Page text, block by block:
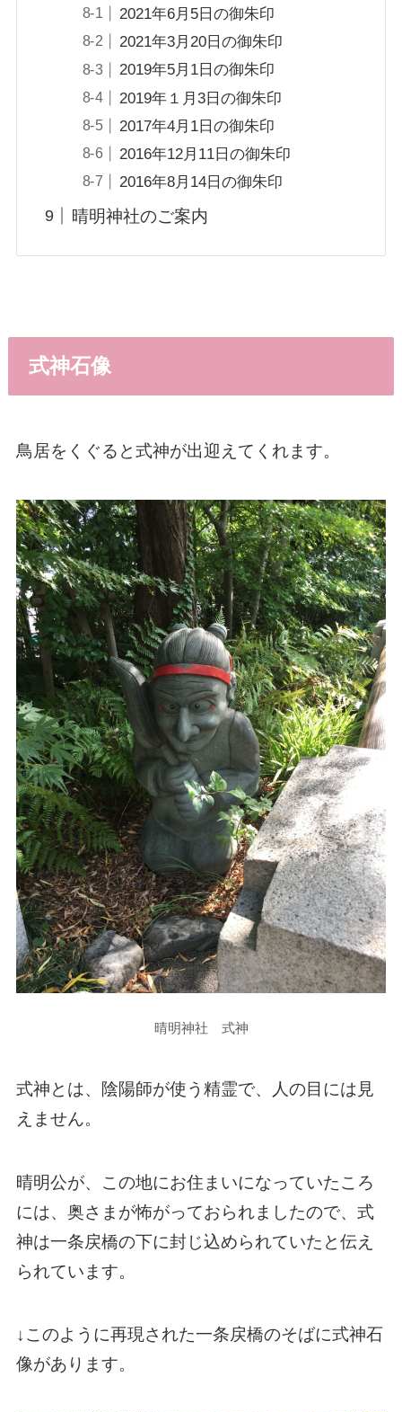
2021年6月5日の御朱印
2021年3月20日の御朱印
2019年5月1日の御朱印
2019年１月3日の御朱印
2017年4月1日の御朱印
2016年12月11日の御朱印
2016年8月14日の御朱印
晴明神社のご案内
式神石像
鳥居をくぐると式神が出迎えてくれます。
晴明神社 式神
式神とは、陰陽師が使う精霊で、人の目には見
えません。
晴明公が、この地にお住まいになっていたころ
には、奥さまが怖がっておられましたので、式
神は一条戻橋の下に封じ込められていたと伝え
られています。
↓このように再現された一条戻橋のそばに式神石
像があります。